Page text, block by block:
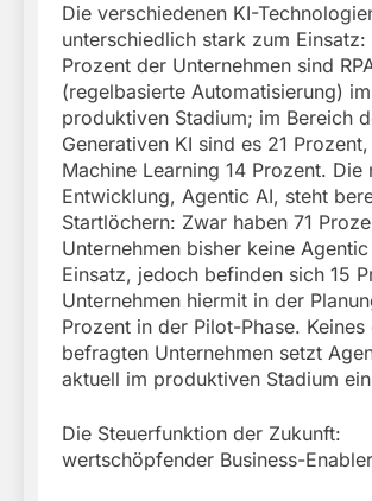
Die verschiedenen KI-
unterschiedlich stark zum Einsatz:
Prozent der Unternehmen sind
(regelbasierte Automatisierung) im
produktiven Stadium; im Bereich
Generativen KI sind es 21
Machine Learning 14 Prozent. Die
Entwicklung, Agentic AI, steht
Startlöchern: Zwar haben 71
Unternehmen bisher keine
Einsatz, jedoch befinden sich 15
Unternehmen hiermit in der
Prozent in der Pilot-Phase. Keines
befragten Unternehmen setzt
aktuell im produktiven Stadium
Die Steuerfunktion der Zukunft:
wertschöpfender Business-Enabler